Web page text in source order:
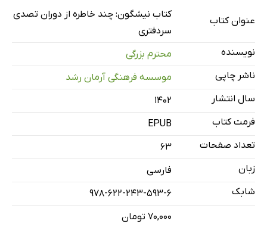
قلدری
وجدان فراتر از قانون
عنوان کتاب
کتاب نیشگون: چند خاطره از دوران تصدی
سردفتری
نویسنده
محترم بزرگی
ناشر چاپی
موسسه فرهنگی آرمان رشد
سال انتشار
۱۴۰۲
فرمت کتاب
EPUB
تعداد صفحات
63
زبان
فارسی
شابک
978-622-243-593-6
۷۰,۰۰۰ تومان